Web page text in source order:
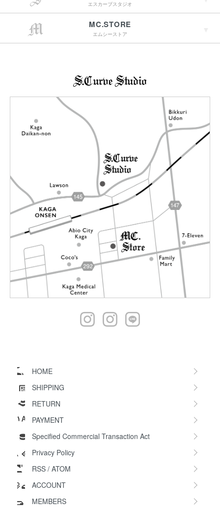
15:00までのご注文で
最短翌営業日配送
→詳しくはこちらへ
エスカーブスタジオ
MC.STORE
エムシーストア
HOME
SHIPPING
RETURN
PAYMENT
Specified Commercial Transaction Act
Privacy Policy
RSS / ATOM
ACCOUNT
MEMBERS